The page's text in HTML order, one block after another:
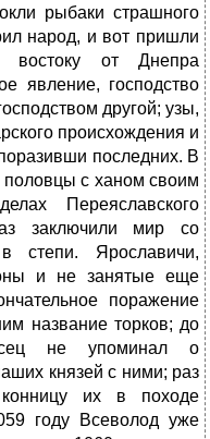
рыбаки страшного
народ, и вот пришли
востоку от Днепра
явление, господство
другой; узы,
происхождения и
последних. В
с ханом своим
Переяславского
заключили мир со
Ярославичи,
и не занятые еще
поражение
название торков; до
не упоминал о
князей с ними; раз
их в походе
году Всеволод уже